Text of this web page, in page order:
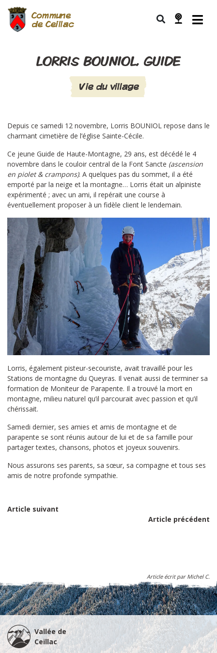
Commune
de Ceillac
LORRIS BOUNIOL, GUIDE
Vie du village
Depuis ce samedi 12 novembre, Lorris BOUNIOL repose dans le
charmant cimetière de l’église Sainte-Cécile.
Ce jeune Guide de Haute-Montagne, 29 ans, est décédé le 4
novembre dans le couloir central de la Font Sancte (ascension
en piolet & crampons). A quelques pas du sommet, il a été
emporté par la neige et la montagne… Lorris était un alpiniste
expérimenté ; avec un ami, il repérait une course à
éventuellement proposer à un fidèle client le lendemain.
Lorris, également pisteur-secouriste, avait travaillé pour les
Stations de montagne du Queyras. Il venait aussi de terminer sa
formation de Moniteur de Parapente. Il a trouvé la mort en
montagne, milieu naturel qu’il parcourait avec passion et qu’il
chérissait.
Samedi dernier, ses amies et amis de montagne et de
parapente se sont réunis autour de lui et de sa famille pour
partager textes, chansons, photos et joyeux souvenirs.
Nous assurons ses parents, sa sœur, sa compagne et tous ses
amis de notre profonde sympathie.
Article suivant
Article précédent
Article écrit par Michel C.
Vallée de
Ceillac